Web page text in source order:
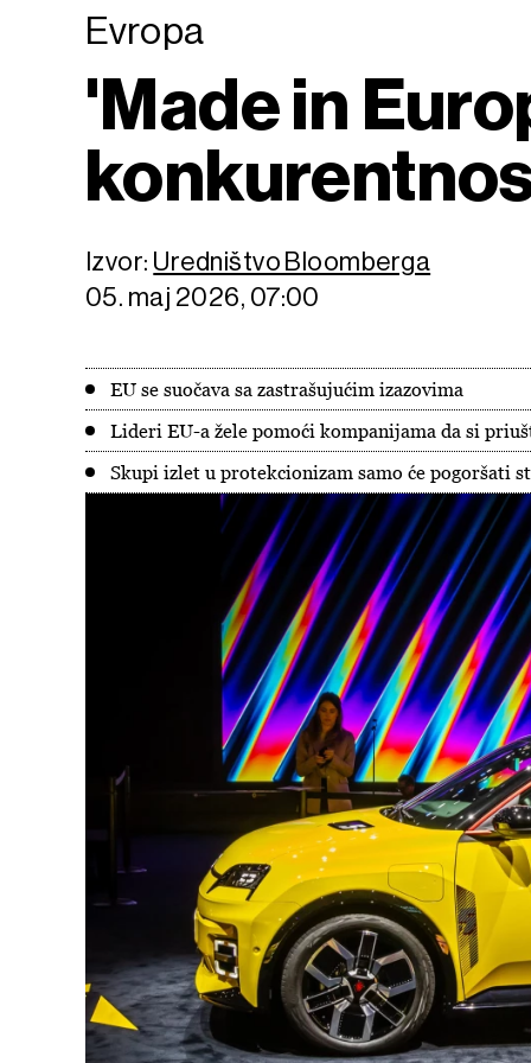
Evropa
'Made in
Izvor: Uredništvo Bloomberga
05. maj 2026, 07:00
EU se suočava sa zastrašujućim izazovima
Lideri EU-a žele pomoći kompanijama da si
Skupi izlet u protekcionizam samo će pogoršati